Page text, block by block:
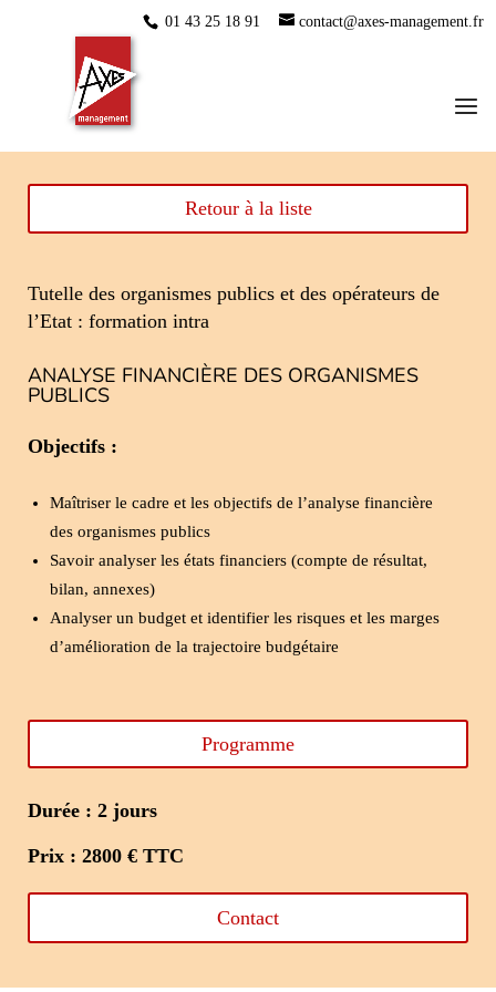
01 43 25 18 91 contact@axes-management.fr
Retour à la liste
Tutelle des organismes publics et des opérateurs de
l’Etat : formation intra
ANALYSE FINANCIÈRE DES ORGANISMES
PUBLICS
Objectifs :
Maîtriser le cadre et les objectifs de l’analyse financière
des organismes publics
Savoir analyser les états financiers (compte de résultat,
bilan, annexes)
Analyser un budget et identifier les risques et les marges
d’amélioration de la trajectoire budgétaire
Programme
Durée : 2 jours
Prix : 2800 € TTC
Contact